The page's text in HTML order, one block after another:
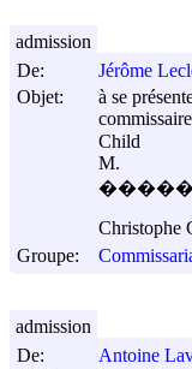
De:
Jérôme
Objet:
à se
Child
M.
Christophe
Groupe:
admission
De:
Antoine
admission